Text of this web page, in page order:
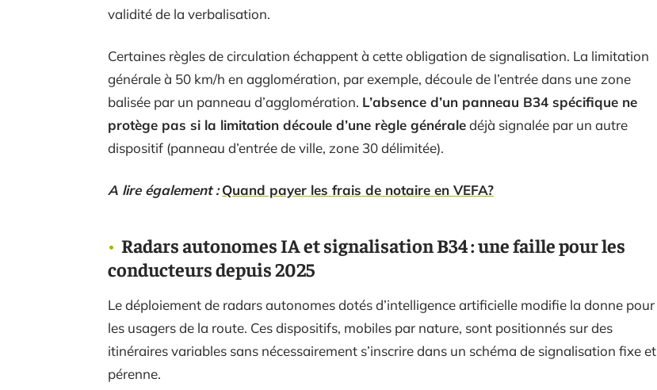
validité de la verbalisation.
Certaines règles de circulation échappent à cette obligation de signalisation. La limitation
générale à 50 km/h en agglomération, par exemple, découle de l’entrée dans une zone
balisée par un panneau d’agglomération. L’absence d’un panneau B34 spécifique ne
protège pas si la limitation découle d’une règle généraledéjà signalée par un autre
dispositif (panneau d’entrée de ville, zone 30 délimitée).
A lire également : Quand payer les frais de notaire en VEFA?
Radars autonomes IA et signalisation B34 : une faille pour les
conducteurs depuis 2025
Le déploiement de radars autonomes dotés d’intelligence artificielle modifie la donne pour
les usagers de la route. Ces dispositifs, mobiles par nature, sont positionnés sur des
itinéraires variables sans nécessairement s’inscrire dans un schéma de signalisation fixe et
pérenne.